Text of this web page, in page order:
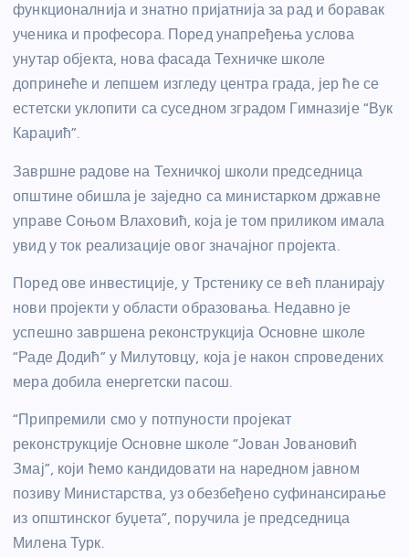
функционалнија и знатно пријатнија за рад и боравак
ученика и професора. Поред унапређења услова
унутар објекта, нова фасада Техничке школе
допринеће и лепшем изгледу центра града, јер ће се
естетски уклопити са суседном зградом Гимназије “Вук
Караџић”.
Завршне радове на Техничкој школи председница
општине обишла је заједно са министарком државне
управе Соњом Влаховић, која је том приликом имала
увид у ток реализације овог значајног пројекта.
Поред ове инвестиције, у Трстенику се већ планирају
нови пројекти у области образовања. Недавно је
успешно завршена реконструкција Основне школе
“Раде Додић” у Милутовцу, која је након спроведених
мера добила енергетски пасош.
“Припремили смо у потпуности пројекат
реконструкције Основне школе “Јован Јовановић
Змај”, који ћемо кандидовати на наредном јавном
позиву Министарства, уз обезбеђено суфинансирање
из општинског буџета”, поручила је председница
Милена Турк.